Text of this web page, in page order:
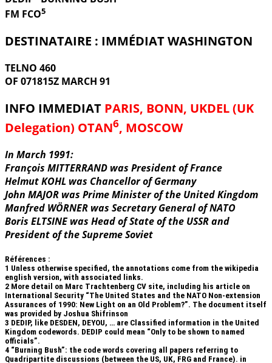
FM FCO5
DESTINATAIRE : IMMÉDIAT WASHINGTON
TELNO 460
OF 071815Z MARCH 91
INFO IMMEDIAT PARIS, BONN, UKDEL (UK
Delegation) OTAN6, MOSCOW
In March 1991:
François MITTERRAND was President of France
Helmut KOHL was Chancellor of Germany
John MAJOR was Prime Minister of the United Kingdom
Manfred WÖRNER was Secretary General of NATO
Boris ELTSINE was Head of State of the USSR and
President of the Supreme Soviet
Références :
1 Unless otherwise specified, the annotations come from the wikipedia
english version, with associated links.
2 More detail on Marc Trachtenberg CV site, including his article on
International Security “The United States and the NATO Non-extension
Assurances of 1990: New Light on an Old Problem?”. The document itself
was provided by Joshua Shifrinson
3 DEDIP, like DESDEN, DEYOU, … are Classified information in the United
Kingdom codewords. DEDIP could mean “Only to be shown to named
officials”.
4 “Burning Bush”: the code words covering all papers referring to
Quadripartite discussions (between the US, UK, FRG and France). in